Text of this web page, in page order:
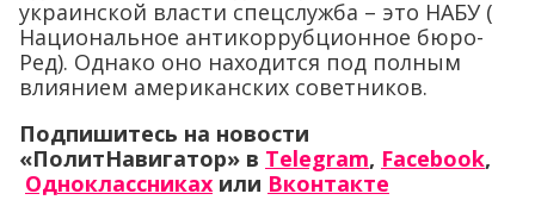
украинской власти спецслужба – это НАБУ (
Национальное антикоррубционное бюро-
Ред). Однако оно находится под полным
влиянием американских советников.
Подпишитесь на новости
«ПолитНавигатор» в Telegram, Facebook,
Одноклассниках или Вконтакте